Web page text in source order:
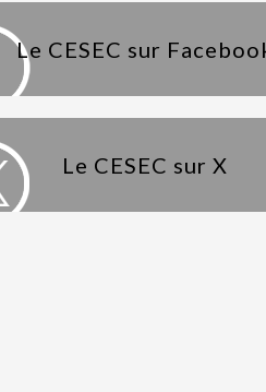
Le CESEC sur
Le CESEC sur X